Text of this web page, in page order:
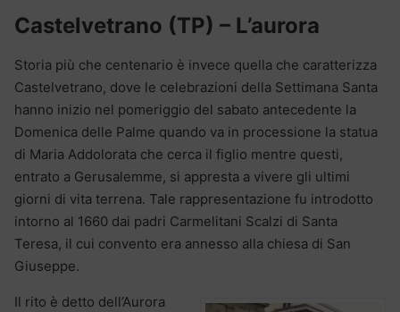
Castelvetrano (TP) – L’aurora
Storia più che centenario è invece quella che caratterizza
Castelvetrano, dove le celebrazioni della Settimana Santa
hanno inizio nel pomeriggio del sabato antecedente la
Domenica delle Palme quando va in processione la statua
di Maria Addolorata che cerca il figlio mentre questi,
entrato a Gerusalemme, si appresta a vivere gli ultimi
giorni di vita terrena. Tale rappresentazione fu introdotto
intorno al 1660 dai padri Carmelitani Scalzi di Santa
Teresa, il cui convento era annesso alla chiesa di San
Giuseppe.
Il rito è detto dell’Aurora